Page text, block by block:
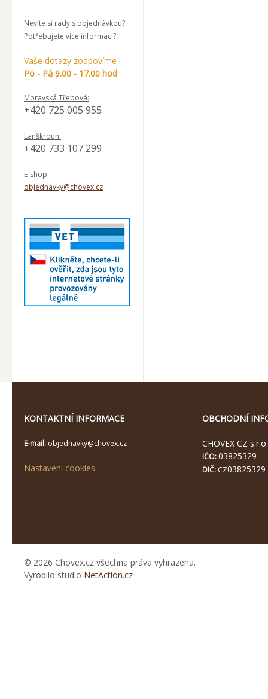
Nevíte si rady s objednávkou?
Potřebujete více informací?
Vaše dotazy zodpovíme
Po - Pá 9.00 - 17.00 hod
Moravská Třebová:
+420 725 005 955
Lanškroun:
+420 733 107 299
E-shop:
objednavky@chovex.cz
KONTAKTNÍ INFORMACE
E-mail: objednavky@chovex.cz
Nastavení cookies
OBCHODNÍ
CHOVEX CZ s.r.o.
IČO:03825329
DIČ: CZ03825329
© 2026 Chovex.cz všechna práva vyhrazena.
Vyrobilo studio NetAction.cz